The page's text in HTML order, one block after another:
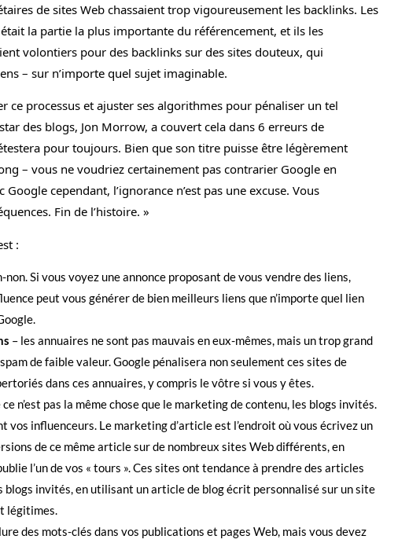
de sites Web chassaient trop vigoureusement les backlinks. Les
la partie la plus importante du référencement, et ils les
volontiers pour des backlinks sur des sites douteux, qui
– sur n’importe quel sujet imaginable.
ce processus et ajuster ses algorithmes pour pénaliser un tel
des blogs, Jon Morrow, a couvert cela dans 6 erreurs de
pour toujours. Bien que son titre puisse être légèrement
– vous ne voudriez certainement pas contrarier Google en
cependant, l’ignorance n’est pas une excuse. Vous
Fin de l’histoire. »
:
non. Si vous voyez une annonce proposant de vous vendre des liens,
peut vous générer de bien meilleurs liens que n’importe quel lien
– les annuaires ne sont pas mauvais en eux-mêmes, mais un trop grand
de faible valeur. Google pénalisera non seulement ces sites de
dans ces annuaires, y compris le vôtre si vous y êtes.
ce n’est pas la même chose que le marketing de contenu, les blogs invités.
influenceurs. Le marketing d’article est l’endroit où vous écrivez un
de ce même article sur de nombreux sites Web différents, en
l’un de vos « tours ». Ces sites ont tendance à prendre des articles
blogs invités, en utilisant un article de blog écrit personnalisé sur un site
légitimes.
des mots-clés dans vos publications et pages Web, mais vous devez